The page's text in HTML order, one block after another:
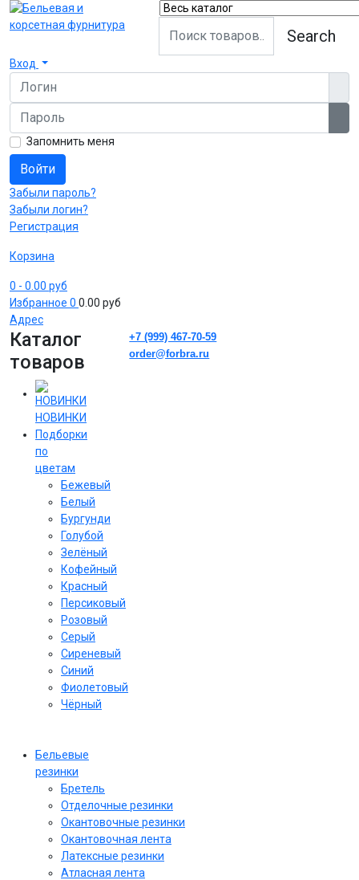
Search
Вход
Логин
Пароль
Запомнить меня
Войти
Забыли пароль?
Забыли логин?
Регистрация
Корзина
0 - 0.00 руб
Избранное 0 0.00 руб
Адрес
Каталог
товаров
НОВИНКИ
Подборки
по
цветам
Бежевый
Белый
Бургунди
Голубой
Зелёный
Кофейный
Красный
Персиковый
Розовый
Серый
Сиреневый
Cиний
Фиолетовый
Чёрный
Бельевые
резинки
Бретель
Отделочные резинки
Окантовочные резинки
Окантовочная лента
Латексные резинки
Атласная лента
+7 (999) 467-70-59
order@forbra.ru